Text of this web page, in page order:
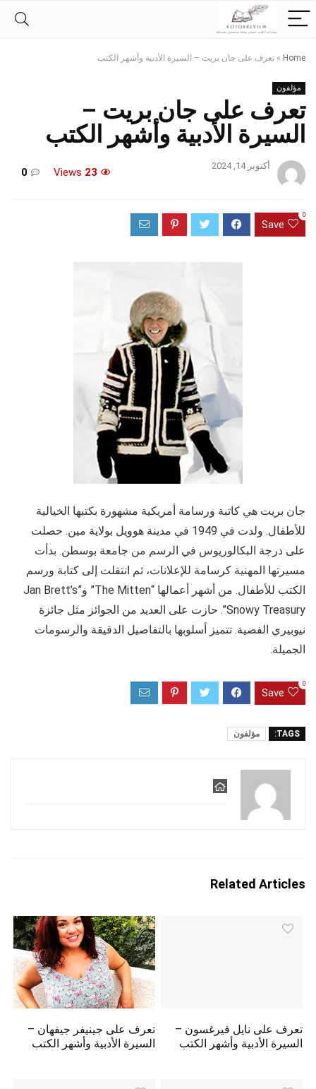
Home
» تعرف على جان بريت – السيرة الأدبية وأشهر الكتب
مؤلفون
تعرف على جان بريت –
السيرة الأدبية وأشهر الكتب
أكتوبر 14, 2024
23
0
Save
0
جان بريت هي كاتبة ورسامة أمريكية مشهورة بكتبها الخيالية
للأطفال. ولدت في 1949 في مدينة هوويل بولاية مين. حصلت
على درجة البكالوريوس في الرسم من جامعة بوسطن. بدأت
مسيرتها المهنية كرسامة للإعلانات، ثم انتقلت إلى كتابة ورسم
الكتب للأطفال. من أشهر أعمالها “The Mitten” و”Jan Brett’s
Snowy Treasury”. حازت على العديد من الجوائز مثل جائزة
نيوبيري الفضية. تتميز أسلوبها بالتفاصيل الدقيقة والرسومات
الجميلة.
Save
0
TAGS: مؤلفون
Related Articles
تعرف على نايل فيرغسون –
السيرة الأدبية وأشهر الكتب
تعرف على جينيفر جيفهان –
السيرة الأدبية وأشهر الكتب